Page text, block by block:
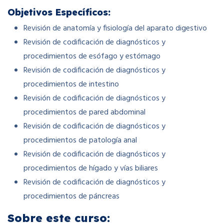
Objetivos Específicos:
Revisión de anatomía y fisiología del aparato digestivo
Revisión de codificación de diagnósticos y
procedimientos de esófago y estómago
Revisión de codificación de diagnósticos y
procedimientos de intestino
Revisión de codificación de diagnósticos y
procedimientos de pared abdominal
Revisión de codificación de diagnósticos y
procedimientos de patología anal
Revisión de codificación de diagnósticos y
procedimientos de hígado y vías biliares
Revisión de codificación de diagnósticos y
procedimientos de páncreas
Sobre este curso: